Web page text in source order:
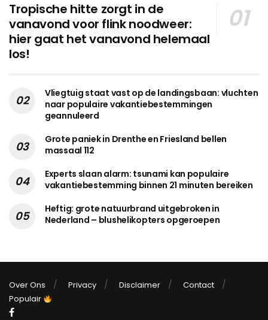
Tropische hitte zorgt in de
vanavond voor flink noodweer:
hier gaat het vanavond helemaal
los!
Vliegtuig staat vast op de landingsbaan: vluchten
naar populaire vakantiebestemmingen
geannuleerd
Grote paniek in Drenthe en Friesland bellen
massaal 112
Experts slaan alarm: tsunami kan populaire
vakantiebestemming binnen 21 minuten bereiken
Heftig: grote natuurbrand uitgebroken in
Nederland – blushelikopters opgeroepen
Over Ons Privacy Disclaimer
Contact
Populair